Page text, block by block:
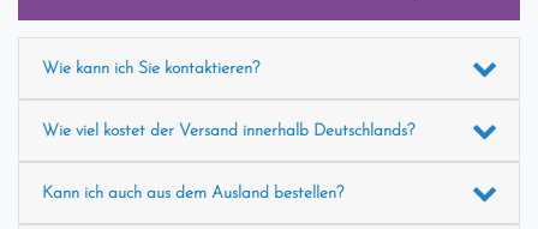
Wie kann ich Sie kontaktieren?
Wie viel kostet der Versand innerhalb Deutschlands?
Kann ich auch aus dem Ausland bestellen?